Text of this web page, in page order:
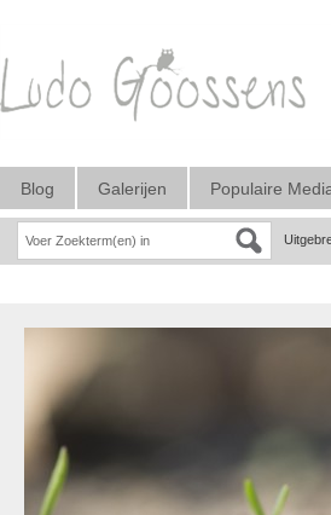
Blog Galerijen Populaire